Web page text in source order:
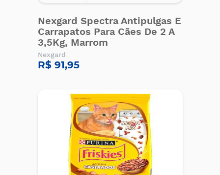
Nexgard Spectra Antipulgas E
Carrapatos Para Cães De 2 A
3,5Kg, Marrom
Nexgard
R$ 91,95